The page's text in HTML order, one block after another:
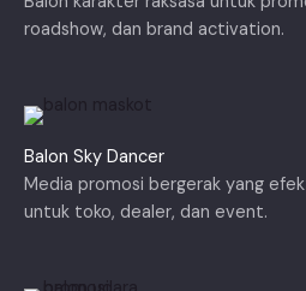
roadshow, dan brand activation.
Balon Sky Dancer
Media promosi bergerak yang
untuk toko, dealer, dan event.